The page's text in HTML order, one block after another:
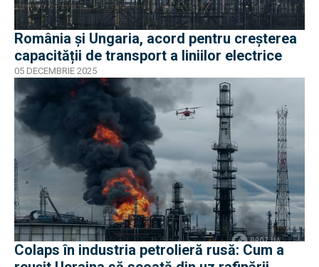
România şi Ungaria, acord pentru creșterea
capacității de transport a liniilor electrice
05 DECEMBRIE 2025
Colaps în industria petrolieră rusă: Cum a